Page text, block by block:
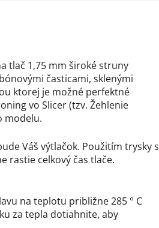
tlač 1,75 mm široké struny
časticami, sklenými
ktorej je možné perfektné
vo Slicer (tzv. Žehlenie
modelu.
Váš výtlačok. Použitím trysky s
rastie celkový čas tlače.
na teplotu približne 285 ° C
za tepla dotiahnite, aby